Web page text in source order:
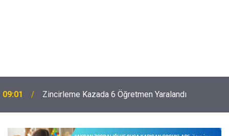
09:01 Zincirleme Kazada 6 Öğretmen Yaralandı